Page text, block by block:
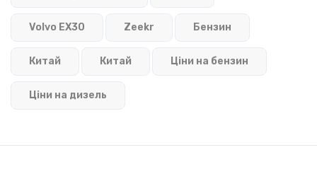
Volvo EX30 Zeekr Бензин
Китай Китай Ціни на бензин
Ціни на дизель